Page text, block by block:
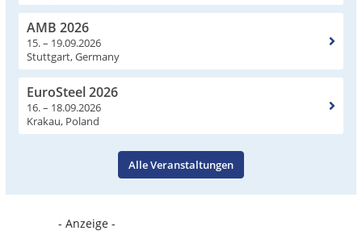
AMB 2026
15. – 19.09.2026
Stuttgart, Germany
EuroSteel 2026
16. – 18.09.2026
Krakau, Poland
Alle Veranstaltungen
- Anzeige -